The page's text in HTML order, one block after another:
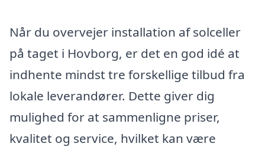
Når du overvejer installation af solceller
på taget i Hovborg, er det en god idé at
indhente mindst tre forskellige tilbud fra
lokale leverandører. Dette giver dig
mulighed for at sammenligne priser,
kvalitet og service, hvilket kan være